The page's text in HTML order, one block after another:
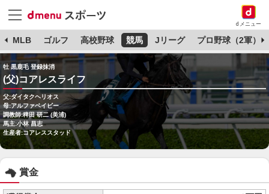
dメニュー
MLB ゴルフ 高校野球 競馬 Jリーグ プロ野球（2軍）
牡 黒鹿毛 登録抹消
(父)コアレスライフ
父:ダイタクヘリオス
母:アルファベイビー
調教師:稗田 研二 (美浦)
馬主:小林 昌志
生産者:コアレススタッド
賞金